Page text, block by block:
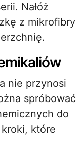
Nałóż
z mikrofibry
nie przynosi
spróbować
do
które